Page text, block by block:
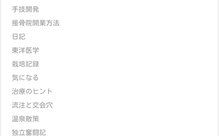
手技開発
接骨院開業方法
日記
東洋医学
栽培記録
気になる
治療のヒント
流注と交会穴
温泉散策
独立奮闘記